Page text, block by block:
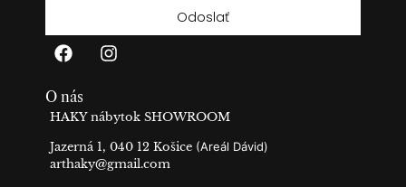
Odoslať
O nás
HAKY nábytok SHOWROOM
Jazerná 1, 040 12 Košice (Areál Dávid)
arthaky@gmail.com